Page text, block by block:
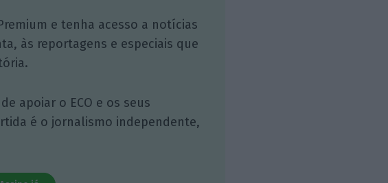
e tenha acesso a notícias
às reportagens e especiais que
apoiar o ECO e os seus
é o jornalismo independente,